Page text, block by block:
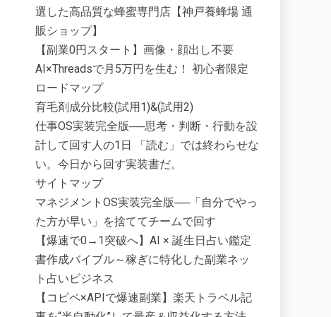
選した高品質な蜂蜜専門店【神戸養蜂場 通
販ショップ】
【副業0円スタート】画像・顔出し不要
AI×Threadsで月5万円を生む！ 初心者限定
ロードマップ
育毛剤成分比較(試用1)&(試用2)
仕事OS実装完全版──思考・判断・行動を設
計して回す人の1日 「読む」では終わらせな
い。今日から回す実装書だ。
サイトマップ
マネジメントOS実装完全版──「自分でやっ
た方が早い」を捨ててチームで回す
【爆速で0→1突破へ】AI × 誕生日占い鑑定
書作成バイブル～稼ぎに特化した副業ネッ
ト占いビジネス
【コピペ×APIで爆速副業】楽天トラベル記